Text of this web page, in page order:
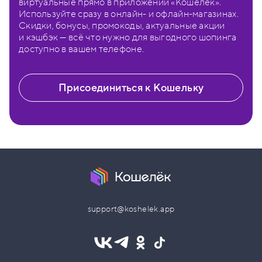
Используйте сразу в онлайн- и офлайн-магазинах.
Скидки, бонусы, промокоды, актуальные акции
и кэшбэк — всё что нужно для выгодного шопинга
доступно в вашем телефоне.
Присоединиться к Кошельку
support@koshelek.app